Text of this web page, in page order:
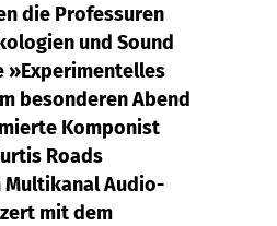
die Professuren
und Sound
»Experimentelles
besonderen Abend
Komponist
Roads
Audio-
mit dem